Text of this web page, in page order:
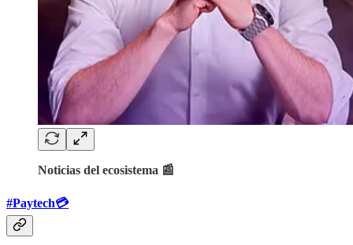
Noticias del ecosistema 📰
#Paytech💳​